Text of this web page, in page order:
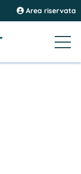
Area riservata